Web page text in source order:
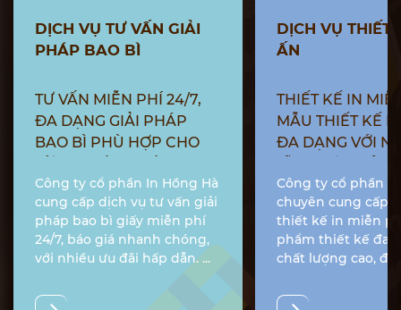
DỊCH VỤ TƯ VẤN GIẢI
PHÁP BAO BÌ
TƯ VẤN MIỄN PHÍ 24/7,
ĐA DẠNG GIẢI PHÁP
BAO BÌ PHÙ HỢP CHO
THỂ, BÁO GIÁ NHANH
CHÓNG CÙNG NHIỀU ƯU
ĐÃI HẤP DẪN
Công ty cổ phần In Hồng Hà
cung cấp dịch vụ tư vấn giải
pháp bao bì giấy miễn phí
24/7, báo giá nhanh chóng,
với nhiều ưu đãi hấp dẫn. ...
DỊCH VỤ THIẾT
ẤN
THIẾT KẾ IN
MẪU THIẾT KẾ
ĐA DẠNG VỚI
SÁNG TẠO, PHÙ
HÌNH ẢNH
HIỆU DOANH
Công ty cổ phần
chuyên cung cấp
thiết kế in miễn
phẩm thiết kế đa
chất lượng cao,